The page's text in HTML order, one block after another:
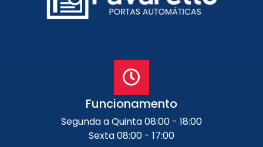
Funcionamento
Segunda a Quinta 08:00 - 18:00
Sexta 08:00 - 17:00